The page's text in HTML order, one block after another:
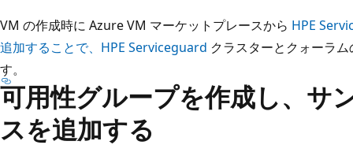
VM の作成時に Azure VM マーケットプレースから HPE
追加することで、HPE Serviceguard クラスターとクォーラ
す。
可用性グループを作成し、サ
スを追加する